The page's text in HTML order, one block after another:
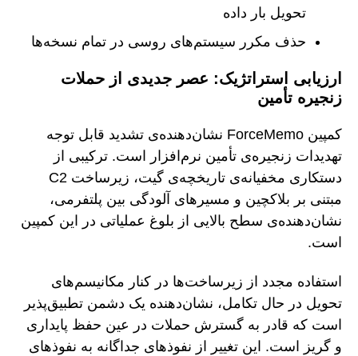
تحویل بار داده
حذف مکرر سیستم‌های روسی در تمام نسخه‌ها
ارزیابی استراتژیک: عصر جدیدی از حملات
زنجیره تأمین
کمپین ForceMemo نشان‌دهنده‌ی تشدید قابل توجه
تهدیدات زنجیره‌ی تأمین نرم‌افزار است. ترکیبی از
دستکاری مخفیانه‌ی تاریخچه‌ی گیت، زیرساخت C2
مبتنی بر بلاکچین و مسیرهای آلودگی بین پلتفرمی،
نشان‌دهنده‌ی سطح بالایی از بلوغ عملیاتی در این کمپین
است.
استفاده مجدد از زیرساخت‌ها در کنار مکانیسم‌های
تحویل در حال تکامل، نشان‌دهنده یک دشمن تطبیق‌پذیر
است که قادر به گسترش حملات در عین حفظ پایداری
و گریز است. این تغییر از نفوذهای جداگانه به نفوذهای